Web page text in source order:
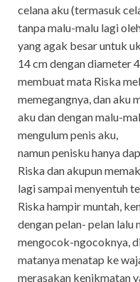
celana aku (termasuk
tanpa malu-malu lagi
yang agak besar untuk
14 cm dengan diameter
membuat mata Riska
memegangnya, dan aku
aku dan dengan malu-
mengulum penis aku,
namun penisku hanya
Riska dan akupun
lagi sampai menyentuh
Riska hampir muntah,
dengan pelan- pelan lalu
mengocok-ngocoknya,
matanya menatap ke
merasakan kenikmatan